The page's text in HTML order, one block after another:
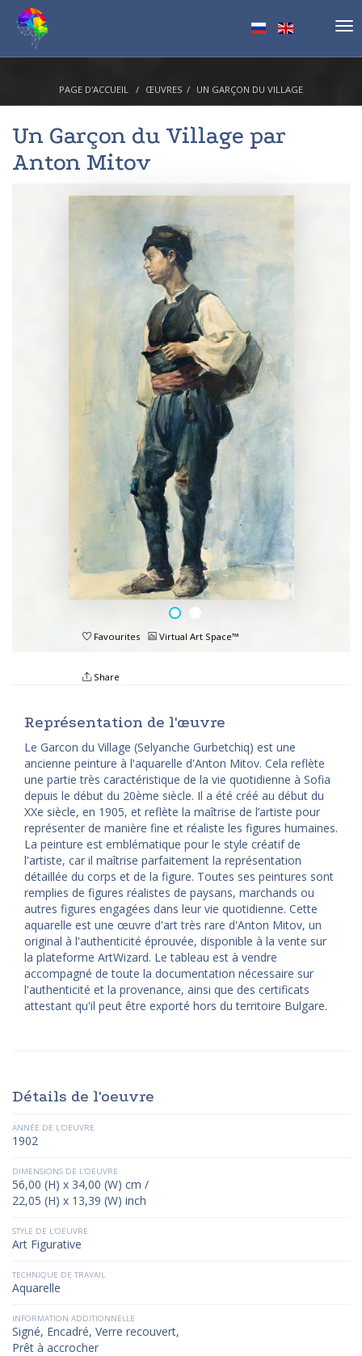
PAGE D'ACCUEIL ŒUVRES UN GARÇON DU VILLAGE
Un Garçon du Village par
Anton Mitov
Favourites Virtual Art Space™
Share
Représentation de l'œuvre
Le Garcon du Village (Selyanche Gurbetchiq) est une
ancienne peinture à l'aquarelle d'Anton Mitov. Cela reflète
une partie très caractéristique de la vie quotidienne à Sofia
depuis le début du 20ème siècle. Il a été créé au début du
XXe siècle, en 1905, et reflète la maîtrise de l’artiste pour
représenter de manière fine et réaliste les figures humaines.
La peinture est emblématique pour le style créatif de
l'artiste, car il maîtrise parfaitement la représentation
détaillée du corps et de la figure. Toutes ses peintures sont
remplies de figures réalistes de paysans, marchands ou
autres figures engagées dans leur vie quotidienne. Cette
aquarelle est une œuvre d'art très rare d'Anton Mitov, un
original à l'authenticité éprouvée, disponible à la vente sur
la plateforme ArtWizard. Le tableau est à vendre
accompagné de toute la documentation nécessaire sur
l'authenticité et la provenance, ainsi que des certificats
attestant qu'il peut être exporté hors du territoire Bulgare.
Détails de l'oeuvre
ANNÉE DE L'OEUVRE
1902
DIMENSIONS DE L'OEUVRE
56,00 (H) x 34,00 (W) cm /
22,05 (H) x 13,39 (W) inch
STYLE DE L'OEUVRE
Art Figurative
TECHNIQUE DE TRAVAIL
Aquarelle
INFORMATION ADDITIONNELLE
Signé, Encadré, Verre recouvert,
Prêt à accrocher